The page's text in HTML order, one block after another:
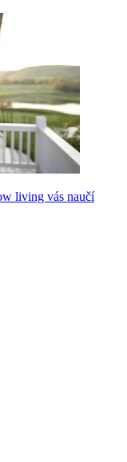
living vás naučí